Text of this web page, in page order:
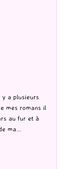
y a plusieurs
mes romans il
au fur et à
ma...